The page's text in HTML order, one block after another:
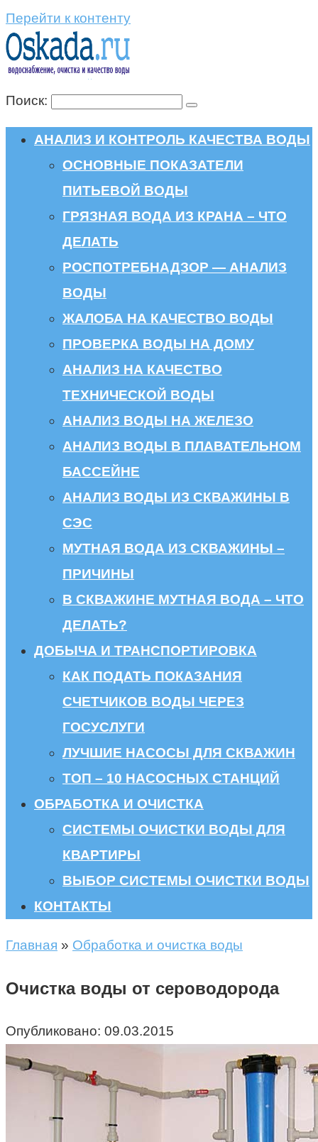
Перейти к контенту
Поиск:
АНАЛИЗ И КОНТРОЛЬ КАЧЕСТВА ВОДЫ
ОСНОВНЫЕ ПОКАЗАТЕЛИ
ПИТЬЕВОЙ ВОДЫ
ГРЯЗНАЯ ВОДА ИЗ КРАНА – ЧТО
ДЕЛАТЬ
РОСПОТРЕБНАДЗОР — АНАЛИЗ
ВОДЫ
ЖАЛОБА НА КАЧЕСТВО ВОДЫ
ПРОВЕРКА ВОДЫ НА ДОМУ
АНАЛИЗ НА КАЧЕСТВО
ТЕХНИЧЕСКОЙ ВОДЫ
АНАЛИЗ ВОДЫ НА ЖЕЛЕЗО
АНАЛИЗ ВОДЫ В ПЛАВАТЕЛЬНОМ
БАССЕЙНЕ
АНАЛИЗ ВОДЫ ИЗ СКВАЖИНЫ В
СЭС
МУТНАЯ ВОДА ИЗ СКВАЖИНЫ –
ПРИЧИНЫ
В СКВАЖИНЕ МУТНАЯ ВОДА – ЧТО
ДЕЛАТЬ?
ДОБЫЧА И ТРАНСПОРТИРОВКА
КАК ПОДАТЬ ПОКАЗАНИЯ
СЧЕТЧИКОВ ВОДЫ ЧЕРЕЗ
ГОСУСЛУГИ
ЛУЧШИЕ НАСОСЫ ДЛЯ СКВАЖИН
ТОП – 10 НАСОСНЫХ СТАНЦИЙ
ОБРАБОТКА И ОЧИСТКА
СИСТЕМЫ ОЧИСТКИ ВОДЫ ДЛЯ
КВАРТИРЫ
ВЫБОР СИСТЕМЫ ОЧИСТКИ ВОДЫ
КОНТАКТЫ
Главная » Обработка и очистка воды
Очистка воды от сероводорода
Опубликовано: 09.03.2015